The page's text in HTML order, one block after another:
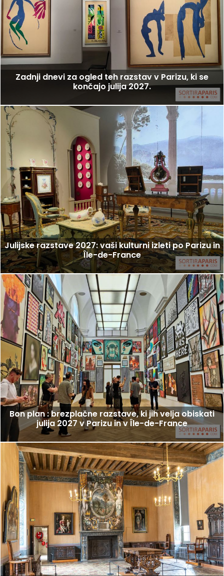
Zadnji dnevi za ogled teh razstav v Parizu, ki se
končajo julija 2027.
Julijske razstave 2027: vaši kulturni izleti po Parizu in
Île-de-France
Bon plan : brezplačne razstave, ki jih velja obiskati
julija 2027 v Parizu in v Île-de-France